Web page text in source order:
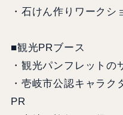
・石けん作りワーク
■観光PRブース
・観光パンフレット
・壱岐市公認キャラク
PR